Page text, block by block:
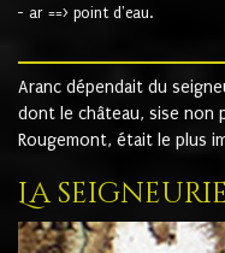
- ar ==> point d'eau.
Aranc dépendait du
dont le château, sise non
Rougemont, était le plus
La